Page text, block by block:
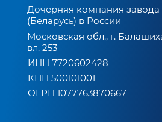
Дочерняя компания
(Беларусь) в России
Московская обл., г.
вл. 253
ИНН 7720602428
КПП 500101001
ОГРН 1077763870667